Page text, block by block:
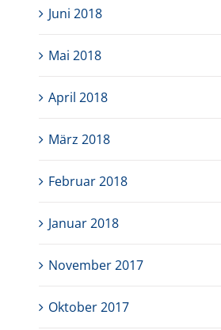
Juni 2018
Mai 2018
April 2018
März 2018
Februar 2018
Januar 2018
November 2017
Oktober 2017